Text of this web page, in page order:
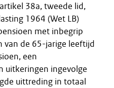
38a, tweede lid,
1964 (Wet LB)
met inbegrip
van de 65-jarige leeftijd
een
uitkeringen ingevolge
uittreding in totaal